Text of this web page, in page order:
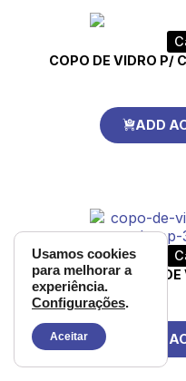
COPO DE VIDRO P/
ADD
COPO DE
ADD
Usamos cookies
para melhorar a
experiência.
Configurações.
Aceitar